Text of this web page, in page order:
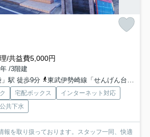
/共益費5,000円
/3階建
駅 徒歩9分
東武伊勢崎線「せんげん台」駅 徒歩23分
宅配ボックス
インターネット対応
公共下水
報を取り扱っております。スタッフ一同、快適